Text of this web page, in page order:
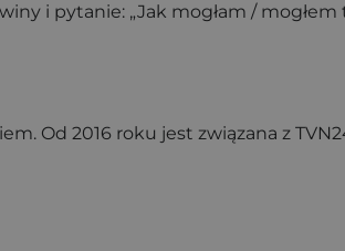
i pytanie: „Jak mogłam / mogłem
Od 2016 roku jest związana z